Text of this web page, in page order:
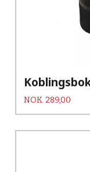
Pris
NOK 289,00